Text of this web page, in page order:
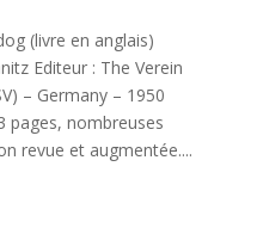
(livre en anglais)
Editeur : The Verein
– Germany – 1950
pages, nombreuses
revue et augmentée....